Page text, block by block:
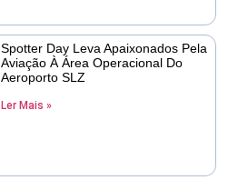
Spotter Day Leva Apaixonados Pela
Aviação À Área Operacional Do
Aeroporto SLZ
Ler Mais »